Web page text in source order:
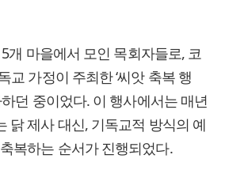
개 마을에서 모인 목회자들로, 코
교 가정이 주최한 ‘씨앗 축복 행
던 중이었다. 이 행사에서는 매년
닭 제사 대신, 기독교적 방식의 예
복하는 순서가 진행되었다.